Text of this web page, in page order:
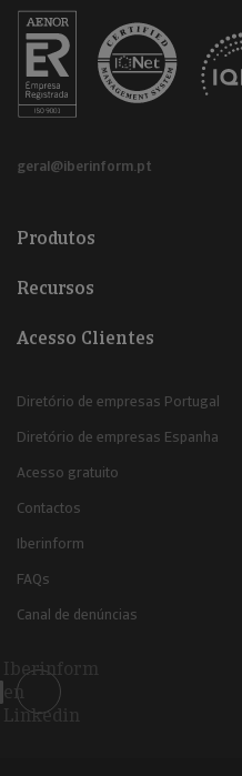
geral@iberinform.pt
Produtos
Recursos
Acesso Clientes
Diretório de empresas Portugal
Diretório de empresas Espanha
Acesso gratuito
Contactos
Iberinform
FAQs
Canal de denúncias
Iberinform
en
Linkedin